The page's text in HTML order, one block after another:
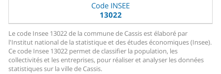
Code INSEE
13022
Le code Insee 13022 de la commune de Cassis est élaboré par
l'Institut national de la statistique et des études économiques (Insee).
Ce code Insee 13022 permet de classifier la population, les
collectivités et les entreprises, pour réaliser et analyser les données
statistiques sur la ville de Cassis.